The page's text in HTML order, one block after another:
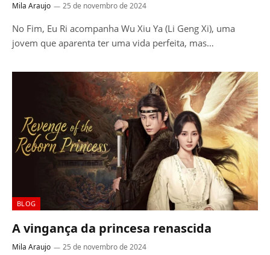
Mila Araujo 25 de novembro de 2024
No Fim, Eu Ri acompanha Wu Xiu Ya (Li Geng Xi), uma
jovem que aparenta ter uma vida perfeita, mas…
BLOG
A vingança da princesa renascida
Mila Araujo 25 de novembro de 2024